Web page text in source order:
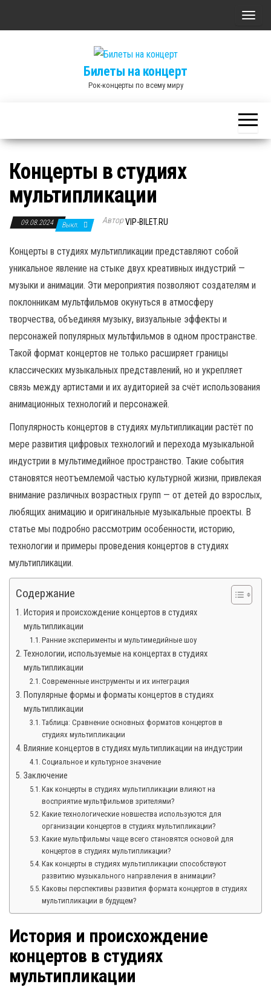
П
т
ь
а
г
и
Билеты на концерт
Рок-концерты по всему миру
Концерты в студиях
мультипликации
09.08.2024 Выкл. АвторVIP-BILET.RU
Концерты в студиях мультипликации представляют собой
уникальное явление на стыке двух креативных индустрий —
музыки и анимации. Эти мероприятия позволяют создателям и
поклонникам мультфильмов окунуться в атмосферу
творчества, объединяя музыку, визуальные эффекты и
персонажей популярных мультфильмов в одном пространстве.
Такой формат концертов не только расширяет границы
классических музыкальных представлений, но и укрепляет
связь между артистами и их аудиторией за счёт использования
анимационных технологий и персонажей.
Популярность концертов в студиях мультипликации растёт по
мере развития цифровых технологий и перехода музыкальной
индустрии в мультимедийное пространство. Такие события
становятся неотъемлемой частью культурной жизни, привлекая
внимание различных возрастных групп — от детей до взрослых,
любящих анимацию и оригинальные музыкальные проекты. В
статье мы подробно рассмотрим особенности, историю,
технологии и примеры проведения концертов в студиях
мультипликации.
Содержание
История и происхождение концертов в студиях
мультипликации
Ранние эксперименты и мультимедийные шоу
Технологии, используемые на концертах в студиях
мультипликации
Современные инструменты и их интеграция
Популярные формы и форматы концертов в студиях
мультипликации
Таблица: Сравнение основных форматов концертов в
студиях мультипликации
Влияние концертов в студиях мультипликации на индустрии
Социальное и культурное значение
Заключение
Как концерты в студиях мультипликации влияют на
восприятие мультфильмов зрителями?
Какие технологические новшества используются для
организации концертов в студиях мультипликации?
Какие мультфильмы чаще всего становятся основой для
концертов в студиях мультипликации?
Как концерты в студиях мультипликации способствуют
развитию музыкального направления в анимации?
Каковы перспективы развития формата концертов в студиях
мультипликации в будущем?
История и происхождение
концертов в студиях
мультипликации